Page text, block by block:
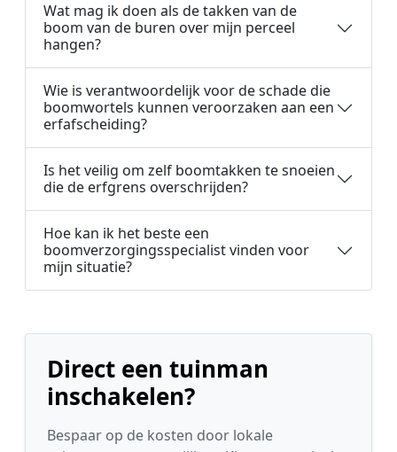
Wat mag ik doen als de takken van de
boom van de buren over mijn perceel
hangen?
Wie is verantwoordelijk voor de schade die
boomwortels kunnen veroorzaken aan een
erfafscheiding?
Is het veilig om zelf boomtakken te snoeien
die de erfgrens overschrijden?
Hoe kan ik het beste een
boomverzorgingsspecialist vinden voor
mijn situatie?
Direct een tuinman
inschakelen?
Bespaar op de kosten door lokale